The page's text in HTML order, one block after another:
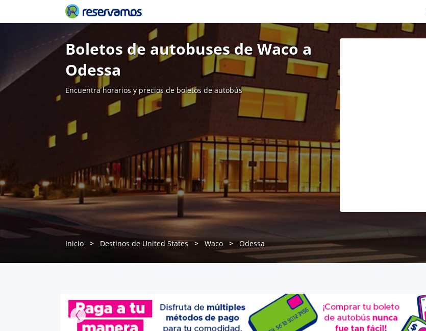
Boletos de autobuses de Waco a
Odessa
Encuentra horarios y precios de boletos de autobús
Inicio Destinos de United States Waco Odessa